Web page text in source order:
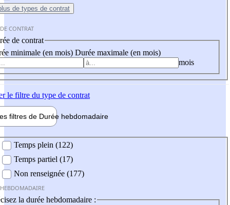
de types de contrat
CONTRAT
de contrat
minimale (en mois) Durée maximale (en mois)
mois
le filtre du type de contrat
filtres de Durée hebdomadaire
Temps plein (122)
Temps partiel (17)
Non renseignée (177)
la durée hebdomadaire :